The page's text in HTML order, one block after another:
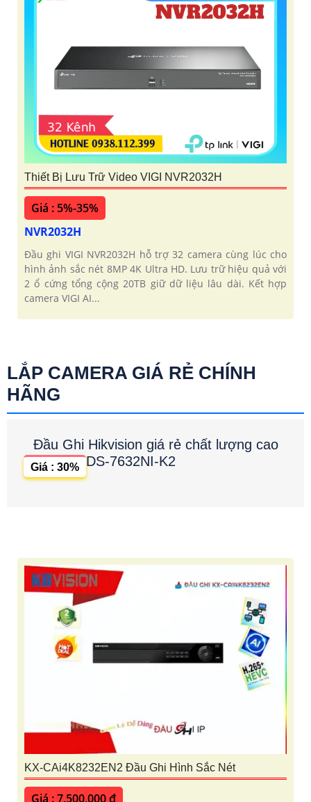
Thiết Bị Lưu Trữ Video VIGI NVR2032H
Giá : 5%-35%
NVR2032H
Đầu ghi VIGI NVR2032H hỗ trợ 32 camera cùng lúc cho
hình ảnh sắc nét 8MP 4K Ultra HD. Lưu trữ hiệu quả với
2 ổ cứng tổng cộng 20TB giữ dữ liệu lâu dài. Kết hợp
camera VIGI AI...
LẮP CAMERA GIÁ RẺ CHÍNH
HÃNG
Đầu Ghi Hikvision giá rẻ chất lượng cao
DS-7632NI-K2
Giá : 30%
KX-CAi4K8232EN2 Đầu Ghi Hình Sắc Nét
Giá : 7,500,000 ₫